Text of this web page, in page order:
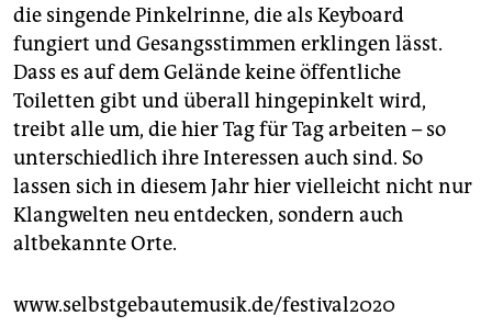
die singende Pinkelrinne, die als Keyboard
fungiert und Gesangsstimmen erklingen lässt.
Dass es auf dem Gelände keine öffentliche
Toiletten gibt und überall hingepinkelt wird,
treibt alle um, die hier Tag für Tag arbeiten – so
unterschiedlich ihre Interessen auch sind. So
lassen sich in diesem Jahr hier vielleicht nicht nur
Klangwelten neu entdecken, sondern auch
altbekannte Orte.
www.selbstgebautemusik.de/festival2020